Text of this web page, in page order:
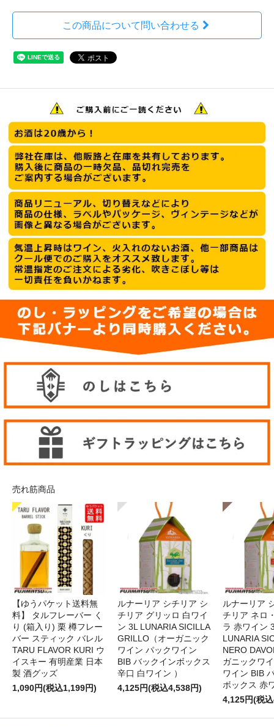
この商品について問い合わせる
売れ筋商品
【ゆうパケット送料無
料】 タルフレーバー く
り (箱入り) 栗 樽フレー
バー スティック バレル
TARU FLAVOR KURI ウ
イスキー 有明産業 日本
製 酒グッズ
1,090円(税込1,199円)
ルナーリア シチリア シ
チリア グリッロ 白ワイ
ン 3L LUNARIA SICILLA
GRILLO（オーガニック
ワイン パックワイン
BIB バックインボックス
辛口 白ワイン ）
4,125円(税込4,538円)
ルナーリア
チリア ネロ
ラ 赤ワイ
LUNARIA
NERO
ガニックワ
ワイン BIB
ボックス 赤
4,125円(税